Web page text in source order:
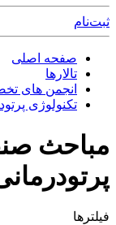
ثبت‌نام
صفحه اصلی
تالارها
انجمن های
تکنولوژی
مباحث
فیلترها